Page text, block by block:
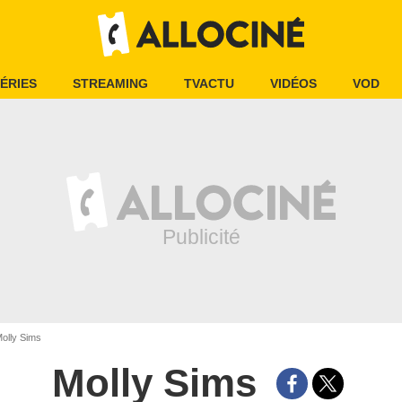
STREAMING TVACTU VIDÉOS VOD
Sims
Molly Sims